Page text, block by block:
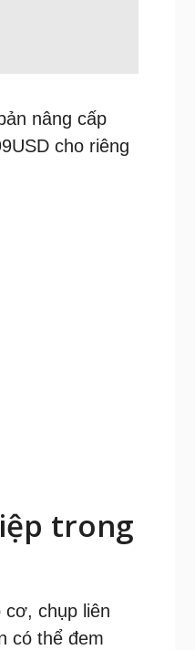
nâng cấp
cho riêng
trong
chụp liên
có thể đem